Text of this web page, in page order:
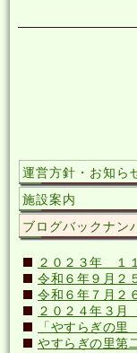
運営方針・お知ら
施設案内
ブログバックナン
２０２３年 １
令和６年９月２
令和６年７月２
２０２４年３月
「やすらぎの
やすらぎの里第